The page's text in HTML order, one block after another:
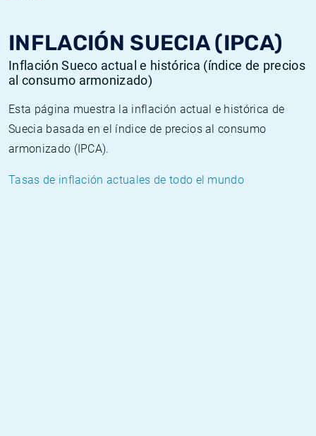
INFLACIÓN SUECIA (IPCA)
Inflación Sueco actual e histórica (índice de precios
al consumo armonizado)
Esta página muestra la inflación actual e histórica de
Suecia basada en el índice de precios al consumo
armonizado (IPCA).
Tasas de inflación actuales de todo el mundo